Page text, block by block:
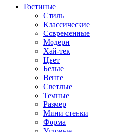
Гостиные
Стиль
Классические
Современные
Модерн
Хай-тек
Цвет
Белые
Венге
Светлые
Темные
Размер
Мини стенки
Форма